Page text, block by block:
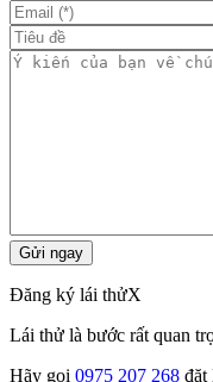
Đăng ký lái thửX
Lái thử là bước rất quan
Hãy gọi 0975 207 268 đặt